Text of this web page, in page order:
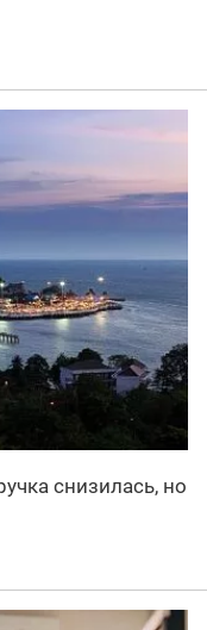
снизилась, но